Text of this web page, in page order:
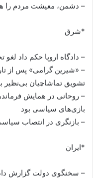
– دشمن، معیشت مردم را
*شرق
– دادگاه اروپا حکم داد
– «شیرین گرامی» پس از
تشویق تماشاچیان بی‌نظیر
– روحانی در همایش
بازی‌های سیاسی بود
– بازنگری در انتصاب
*ایران
– سخنگوی دولت گزارش داد:۳۵ مصوبه برای احیای